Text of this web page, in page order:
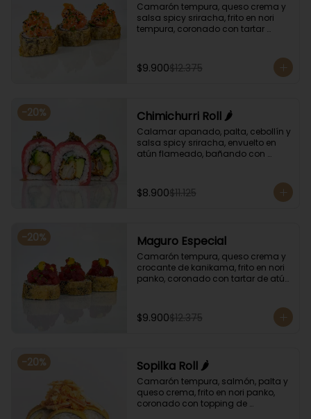
Camarón tempura, queso crema y
salsa spicy sriracha, frito en nori
tempura, coronado con tartar
$9.900$12.375
-20% Chimichurri Roll 🌶️
Calamar apanado, palta, cebollín y
salsa spicy sriracha, envuelto en
atún flameado, bañando con
$8.900$11.125
-20% Maguro Especial
Camarón tempura, queso crema y
crocante de kanikama, frito en nori
panko, coronado con tartar de atún
$9.900$12.375
-20% Sopilka Roll 🌶️
Camarón tempura, salmón, palta y
queso crema, frito en nori panko,
coronado con topping de